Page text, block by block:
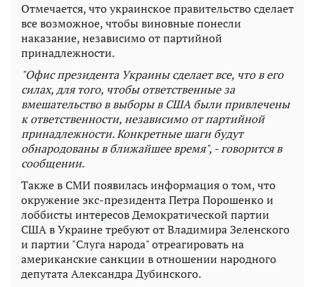
Отмечается, что украинское правительство сделает
все возможное, чтобы виновные понесли
наказание, независимо отпартийной
принадлежности.
"Офис президента Украины сделает все, что в его
силах, для того, чтобы ответственные за
вмешательство в выборы в США были привлечены
к ответственности, независимо от партийной
принадлежности. Конкретные шаги будут
обнародованы в ближайшее время", - говорится в
сообщении.
Также в СМИ появилась информация о том, что
окружение экс-президента Петра Порошенко и
лоббисты интересов Демократической партии
США в Украине требуют от Владимира Зеленского
и партии "Слуга народа" отреагировать на
американские санкции в отношении народного
депутата Александра Дубинского.